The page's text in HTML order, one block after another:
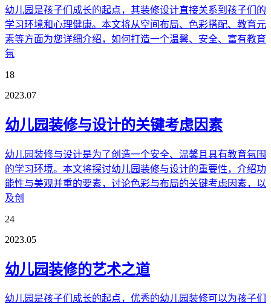
幼儿园是孩子们成长的起点，其装修设计直接关系到孩子们的
学习环境和心理健康。本文将从空间布局、色彩搭配、教育元
素等方面为您详细介绍，如何打造一个温馨、安全、富有教育
氛
18
2023.07
幼儿园装修与设计的关键考虑因素
幼儿园装修与设计是为了创造一个安全、温馨且具有教育氛围
的学习环境。本文将探讨幼儿园装修与设计的重要性，介绍功
能性与美观并重的要素，讨论色彩与布局的关键考虑因素，以
及创
24
2023.05
幼儿园装修的艺术之道
幼儿园是孩子们成长的起点，优秀的幼儿园装修可以为孩子们